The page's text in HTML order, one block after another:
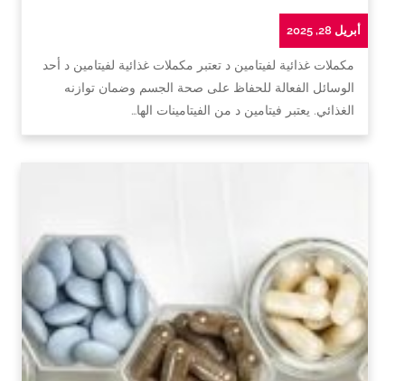
أبريل 28, 2025
مكملات غذائية لفيتامين د تعتبر مكملات غذائية لفيتامين د أحد
الوسائل الفعالة للحفاظ على صحة الجسم وضمان توازنه
الغذائي. يعتبر فيتامين د من الفيتامينات الها…